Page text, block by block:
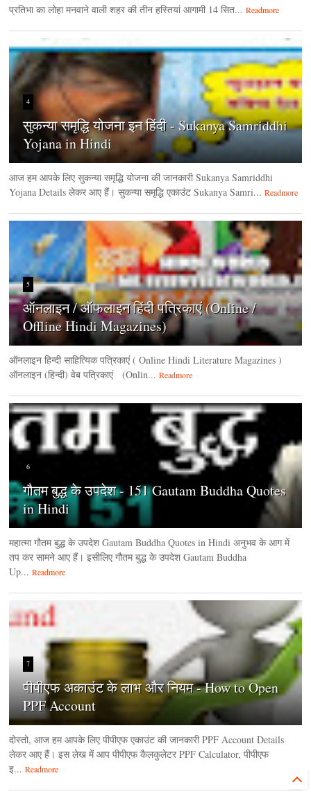
प्रतिभा का लोहा मनवाने वाली शहर की तीन हस्तियां आगामी 14 सित... Readmore
4
सुकन्या समृद्धि योजना इन हिंदी - Sukanya Samriddhi
Yojana in Hindi
आज हम आपके लिए सुकन्या समृद्धि योजना की जानकारी Sukanya Samriddhi
Yojana Details लेकर आए हैं। सुकन्या समृद्धि एकाउंट Sukanya Samri... Readmore
5
ऑनलाइन / ऑफलाइन हिंदी पत्रिकाएं (Online /
Offline Hindi Magazines)
ऑनलाइन हिन्‍दी साहित्यिक पत्रिकाएं ( Online Hindi Literature Magazines )
ऑनलाइन (हिन्‍दी) वेब पत्रिकाएं (Onlin... Readmore
6
गौतम बुद्ध के उपदेश - 151 Gautam Buddha Quotes
in Hindi
महात्मा गौतम बुद्ध के उपदेश Gautam Buddha Quotes in Hindi अनुभव के आग में
तप कर सामने आए हैं। इसीलिए गौतम बुद्ध के उपदेश Gautam Buddha
Up... Readmore
7
पीपीएफ अकाउंट के लाभ और नियम - How to Open
PPF Account
दोस्तो, आज हम आपके लिए पीपीएफ एकाउंट की जानकारी PPF Account Details
लेकर आए हैं। इस लेख में आप पीपीएफ कैलकुलेटर PPF Calculator, पीपीएफ
इ... Readmore